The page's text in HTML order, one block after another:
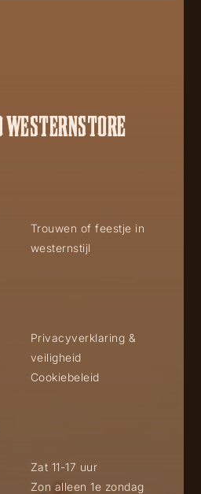
WESTERNSTORE
Trouwen of feestje in
westernstijl
Privacyverklaring &
veiligheid
Cookiebeleid
Zat 11-17 uur
Zon alleen 1e zondag